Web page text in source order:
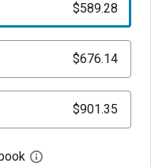
$589.28
$676.14
$901.35
Abre el cuadro de